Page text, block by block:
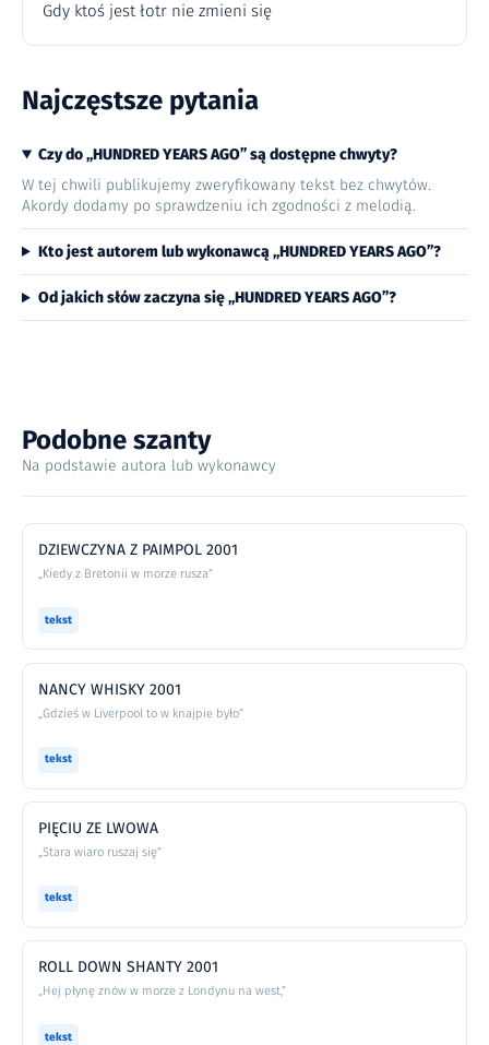
Gdy ktoś jest łotr nie zmieni się
Najczęstsze pytania
Czy do „HUNDRED YEARS AGO” są dostępne chwyty?
W tej chwili publikujemy zweryfikowany tekst bez chwytów.
Akordy dodamy po sprawdzeniu ich zgodności z melodią.
Kto jest autorem lub wykonawcą „HUNDRED YEARS AGO”?
Od jakich słów zaczyna się „HUNDRED YEARS AGO”?
Podobne szanty
Na podstawie autora lub wykonawcy
DZIEWCZYNA Z PAIMPOL 2001
„Kiedy z Bretonii w morze rusza”
tekst
NANCY WHISKY 2001
„Gdzieś w Liverpool to w knajpie było”
tekst
PIĘCIU ZE LWOWA
„Stara wiaro ruszaj się”
tekst
ROLL DOWN SHANTY 2001
„Hej płynę znów w morze z Londynu na west,”
tekst